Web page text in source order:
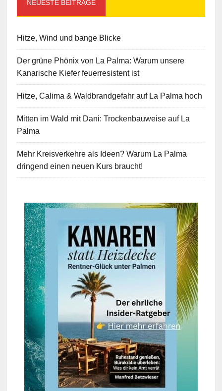
NEUESTE BEITRÄGE
Hitze, Wind und bange Blicke
Der grüne Phönix von La Palma: Warum unsere
Kanarische Kiefer feuerresistent ist
Hitze, Calima & Waldbrandgefahr auf La Palma hoch
Mitten im Wald mit Dani: Trockenbauweise auf La
Palma
Mehr Kreisverkehre als Ideen? Warum La Palma
dringend einen neuen Kurs braucht!